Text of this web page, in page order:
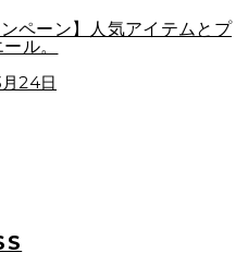
ペーン】人気アイテムとプ
ル。
24日